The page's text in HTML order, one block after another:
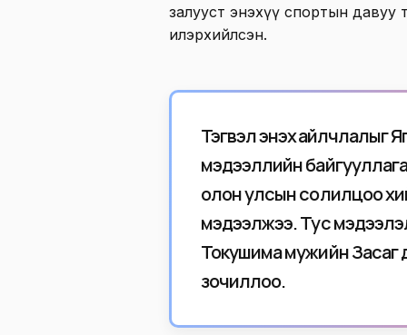
залууст энэхүү спортын давуу
илэрхийлсэн.
Тэгвэл энэхүү
мэдээллийн
олон улсын солилцоо
мэдээлжээ. Тус
Токушима мужийн Засаг
зочиллоо.